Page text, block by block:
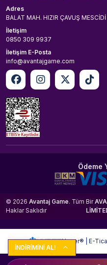
İNDİRİMİNİ AL!
Adres
BALAT MAH. HIZIR ÇAVUŞ
İletişim
0850 309 9937
İletişim E-Posta
info@avantajgame.com
Ödeme
© 2026 Avantaj Game. Tüm
Haklar Saklıdır
Bir
Hyper® | E-